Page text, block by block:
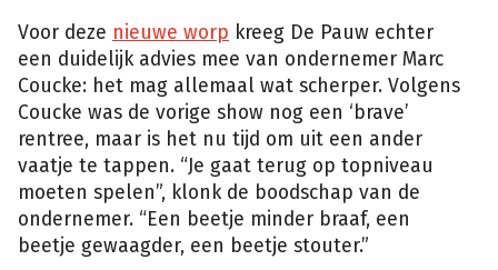
Voor deze nieuwe worp kreeg De Pauw echter
een duidelijk advies mee van ondernemer Marc
Coucke: het mag allemaal wat scherper. Volgens
Coucke was de vorige show nog een ‘brave’
rentree, maar is het nu tijd om uit een ander
vaatje te tappen. “Je gaat terug op topniveau
moeten spelen”, klonk de boodschap van de
ondernemer. “Een beetje minder braaf, een
beetje gewaagder, een beetje stouter.”